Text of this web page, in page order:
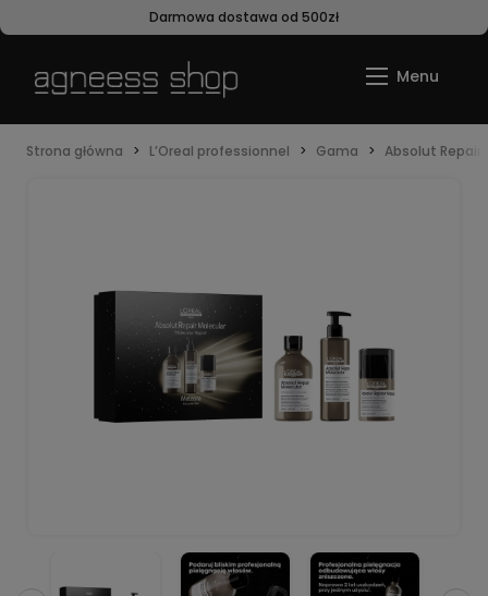
Darmowa dostawa od 500zł
Strona główna L’Oreal professionnel Gama Absolut Repair